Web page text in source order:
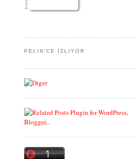
PELIN'CE İZLIYOR